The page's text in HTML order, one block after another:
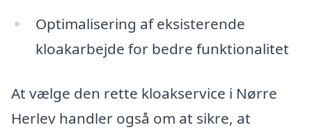
Optimalisering af eksisterende
kloakarbejde for bedre funktionalitet
At vælge den rette kloakservice i Nørre
Herlev handler også om at sikre, at